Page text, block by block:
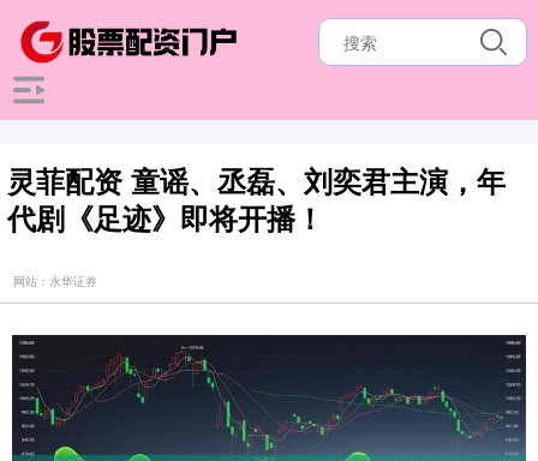
灵菲配资 童谣、丞磊、刘奕君主演，年
代剧《足迹》即将开播！
网站：永华证券